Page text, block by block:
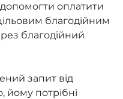
оплатити
благодійним
благодійний
запит від
йому потрібні